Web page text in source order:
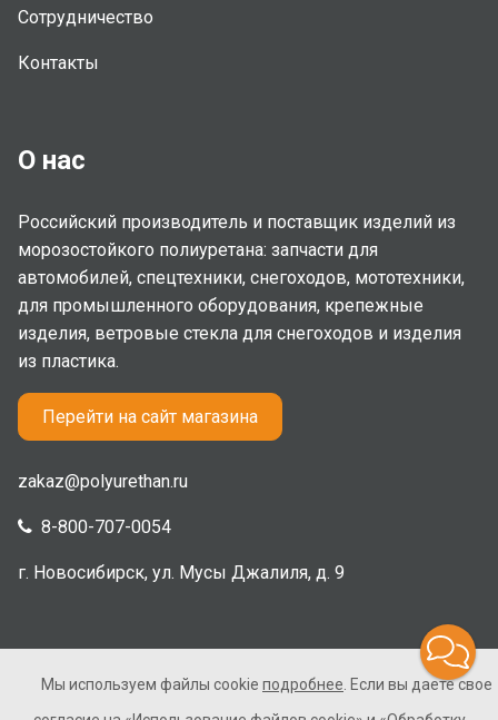
Сотрудничество
Контакты
О нас
Российский производитель и поставщик изделий из
морозостойкого полиуретана: запчасти для
автомобилей, спецтехники, снегоходов, мототехники,
для промышленного оборудования, крепежные
изделия, ветровые стекла для снегоходов и изделия
из пластика.
Перейти на сайт магазина
zakaz@polyurethan.ru
8-800-707-0054
г. Новосибирск, ул. Мусы Джалиля, д. 9
2005-2026 © Полиуретан. Все права защищены. Не
Мы используем файлы cookie подробнее . Если вы даете свое